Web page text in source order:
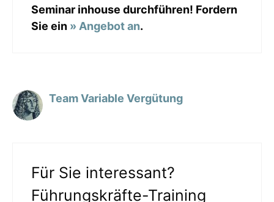
Seminar inhouse durchführen! Fordern
Sie ein » Angebot an.
Team Variable Vergütung
Für Sie interessant?
Führungskräfte-Training